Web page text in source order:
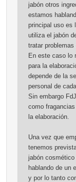
jabón otros
estamos
principal uso es
utiliza el jabón
tratar
En este caso lo
para la
depende de la
personal de
Sin embargo
como
la elaboración.
Una vez que
tenemos
jabón
hablando de un
y por lo tanto